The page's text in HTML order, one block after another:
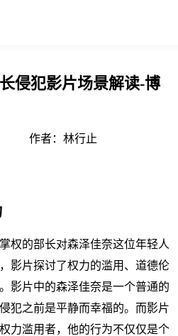
侵犯影片场景解读-博
作者： 林行止
权的部长对森泽佳奈这位年轻人
影片探讨了权力的滥用、道德伦
影片中的森泽佳奈是一个普通的
犯之前是平静而幸福的。而影片
力滥用者，他的行为不仅仅是个